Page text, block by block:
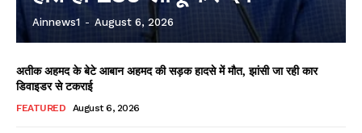
Ainnews1 - August 6, 2026
अतीक अहमद के बेटे आबान अहमद की सड़क हादसे में मौत, झांसी जा रही कार
डिवाइडर से टकराई
FEATURED August 6, 2026